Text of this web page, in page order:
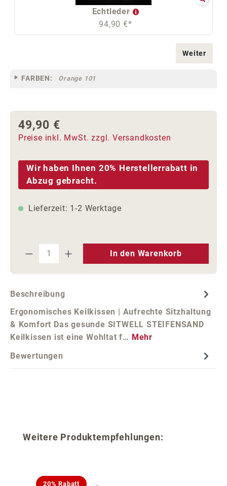
Echtleder
94,90 €*
Weiter
FARBEN: Orange 101
Regulärer Preis:
49,90 €
Preise inkl. MwSt. zzgl. Versandkosten
Wir haben Ihnen 20% Herstellerrabatt in
Abzug gebracht.
Lieferzeit: 1-2 Werktage
Produkt Anzahl: Gib den
In den Warenkorb
Beschreibung
Ergonomisches Keilkissen | Aufrechte Sitzhaltung
& Komfort Das gesunde SITWELL STEIFENSAND
Keilkissen ist eine Wohltat f… Mehr
Bewertungen
Produktgalerie überspringen
Weitere Produktempfehlungen:
20% Rabatt